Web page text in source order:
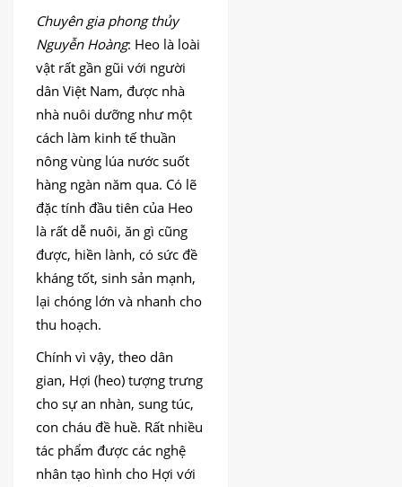
Chuyên gia phong thủy
Nguyễn Hoàng: Heo là loài
vật rất gần gũi với người
dân Việt Nam, được nhà
nhà nuôi dưỡng như một
cách làm kinh tế thuần
nông vùng lúa nước suốt
hàng ngàn năm qua. Có lẽ
đặc tính đầu tiên của Heo
là rất dễ nuôi, ăn gì cũng
được, hiền lành, có sức đề
kháng tốt, sinh sản mạnh,
lại chóng lớn và nhanh cho
thu hoạch.
Chính vì vậy, theo dân
gian, Hợi (heo) tượng trưng
cho sự an nhàn, sung túc,
con cháu đề huề. Rất nhiều
tác phẩm được các nghệ
nhân tạo hình cho Hợi với